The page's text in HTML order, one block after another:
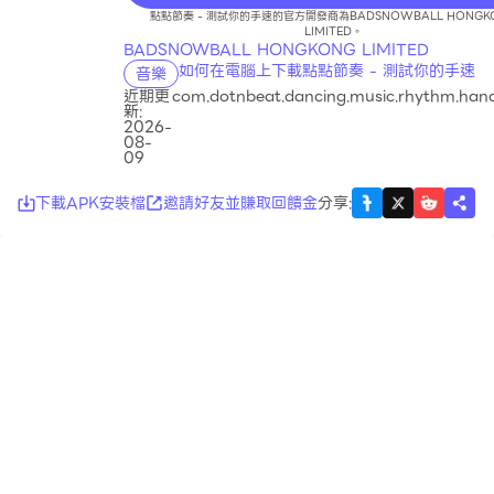
點點節奏 - 測試你的手速的官方開發商為BADSNOWBALL
LIMITED。
BADSNOWBALL HONGKONG LIMITED
音樂 如何在電腦上下載點點節奏 - 測試你的手速
近期更
新:
2026-
08-
09
下載APK安裝檔 邀請好友並賺取回饋金分享: